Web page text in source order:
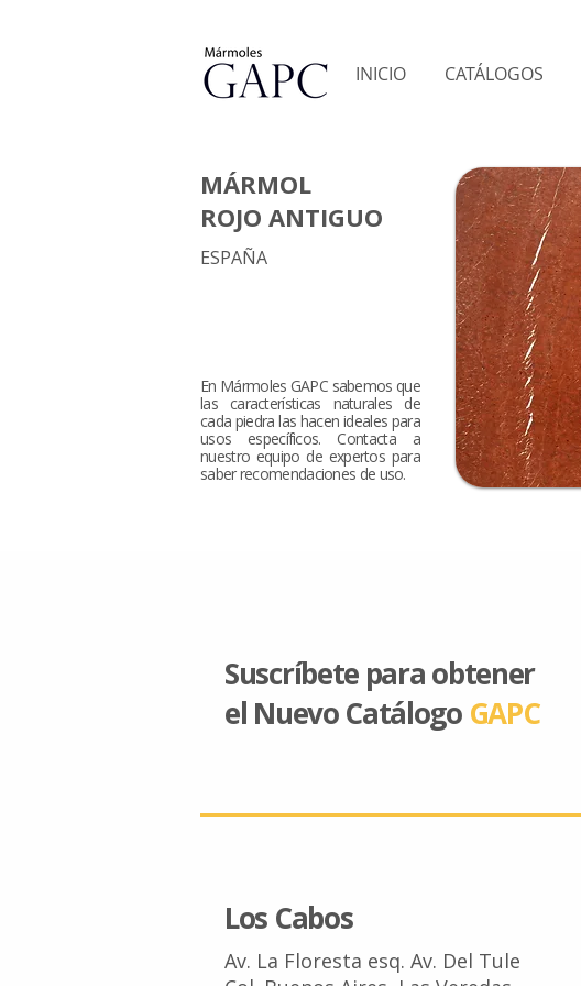
MÁRMOL
ROJO ANTIGUO
ESPAÑA
En Mármoles GAPC sabemos que
las características naturales de
cada piedra las hacen ideales para
usos específicos. Contacta a
nuestro equipo de expertos para
saber recomendaciones de uso.
INICIO CATÁLOGOS
Suscríbete para obtener
el Nuevo Catálogo GAPC
Los Cabos
Av. La Floresta esq. Av. Del Tule